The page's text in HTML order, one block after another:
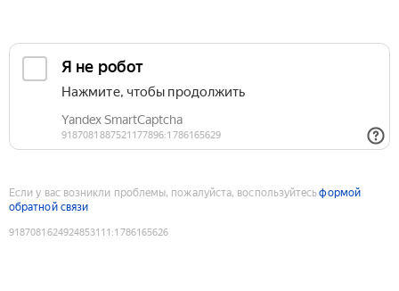
Если у вас возникли проблемы, пожалуйста, воспользуйтесьформой
обратной связи
9187081624924853111 :1786165626